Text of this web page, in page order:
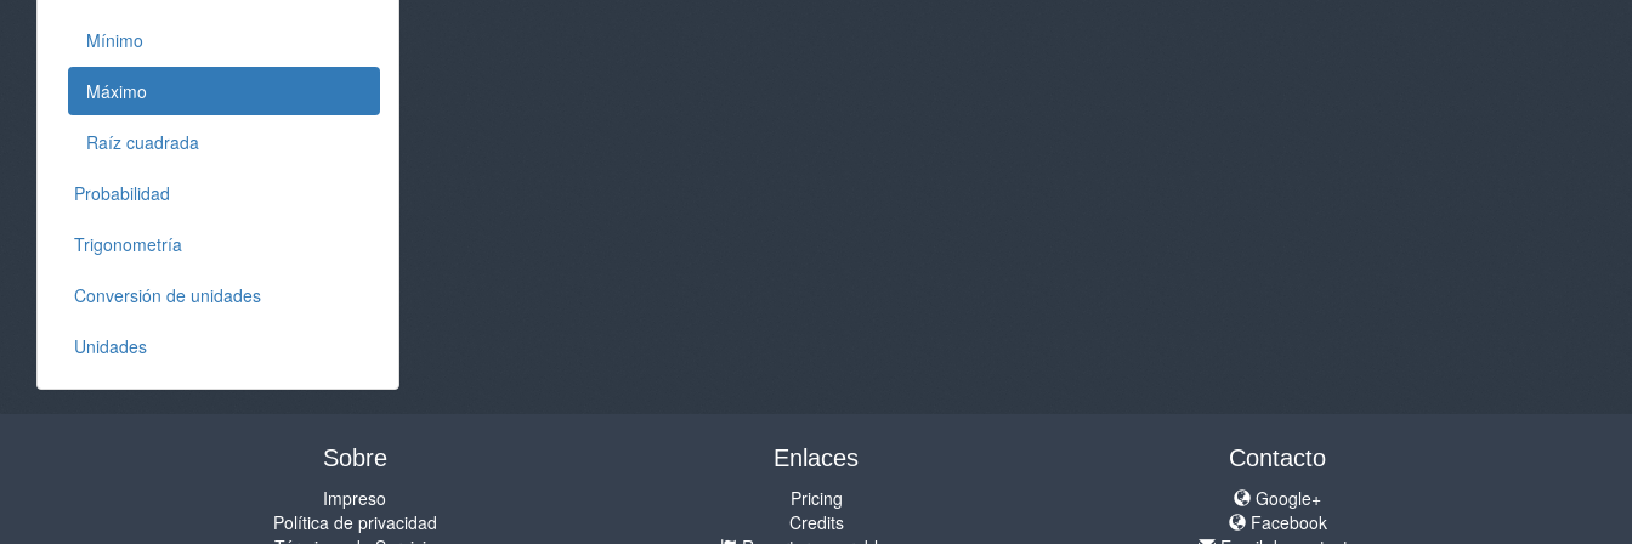
Mínimo
Máximo
Raíz cuadrada
Probabilidad
Trigonometría
Conversión de unidades
Unidades
Sobre
Impreso
Política de privacidad
Enlaces
Pricing
Credits
Contacto
Google+
Facebook